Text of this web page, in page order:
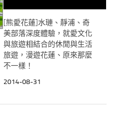
[熊愛花蓮]水璉、靜浦、奇
美部落深度體驗，就愛文化
與旅遊相結合的休閒與生活
旅遊，漫遊花蓮、原來那麼
不一樣！
2014-08-31